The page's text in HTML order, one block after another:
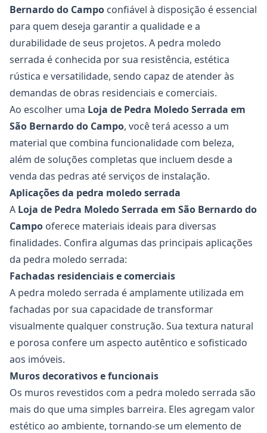
Bernardo do Campo confiável à disposição é essencial
para quem deseja garantir a qualidade e a
durabilidade de seus projetos. A pedra moledo
serrada é conhecida por sua resistência, estética
rústica e versatilidade, sendo capaz de atender às
demandas de obras residenciais e comerciais.
Ao escolher uma Loja de Pedra Moledo Serrada em
São Bernardo do Campo, você terá acesso a um
material que combina funcionalidade com beleza,
além de soluções completas que incluem desde a
venda das pedras até serviços de instalação.
Aplicações da pedra moledo serrada
A Loja de Pedra Moledo Serrada em São Bernardo do
Campo oferece materiais ideais para diversas
finalidades. Confira algumas das principais aplicações
da pedra moledo serrada:
Fachadas residenciais e comerciais
A pedra moledo serrada é amplamente utilizada em
fachadas por sua capacidade de transformar
visualmente qualquer construção. Sua textura natural
e porosa confere um aspecto autêntico e sofisticado
aos imóveis.
Muros decorativos e funcionais
Os muros revestidos com a pedra moledo serrada são
mais do que uma simples barreira. Eles agregam valor
estético ao ambiente, tornando-se um elemento de